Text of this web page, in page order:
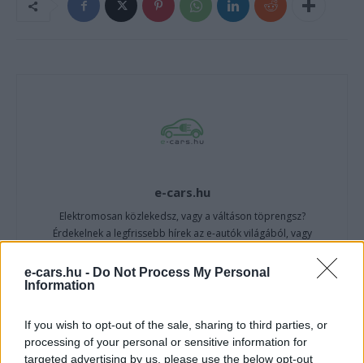
e-cars.hu - Do Not Process My Personal
Information
If you wish to opt-out of the sale, sharing to third parties, or
processing of your personal or sensitive information for
targeted advertising by us, please use the below opt-out
e-cars.hu
Elektromosan közlekedsz, vagy a váltáson töprengsz?
Érdekelnek a legfrissebb hírek az e-autók világából, vagy
fenntarthatóság területén? Akkor jó helyen jársz!
KAPCSOLÓDÓ CIKKEK TÖBB A SZERZŐTŐL